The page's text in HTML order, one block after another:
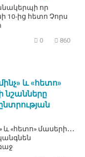
որ
10-ից հետո Չորս
0 860
և «հետո»
նշանները
«հետո» մասերի․․․